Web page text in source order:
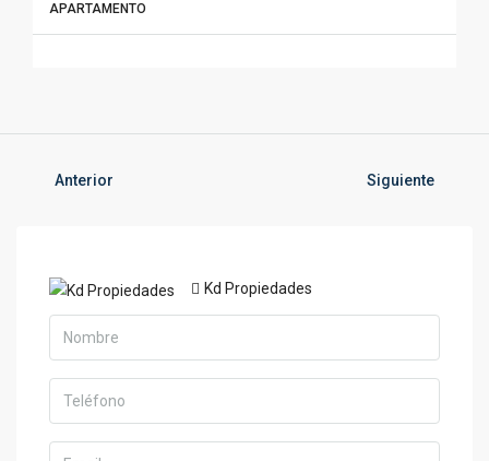
APARTAMENTO
Anterior Siguiente
Kd Propiedades